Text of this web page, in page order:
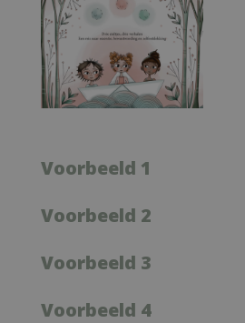
Voorbeeld 1
Voorbeeld 2
Voorbeeld 3
Voorbeeld 4